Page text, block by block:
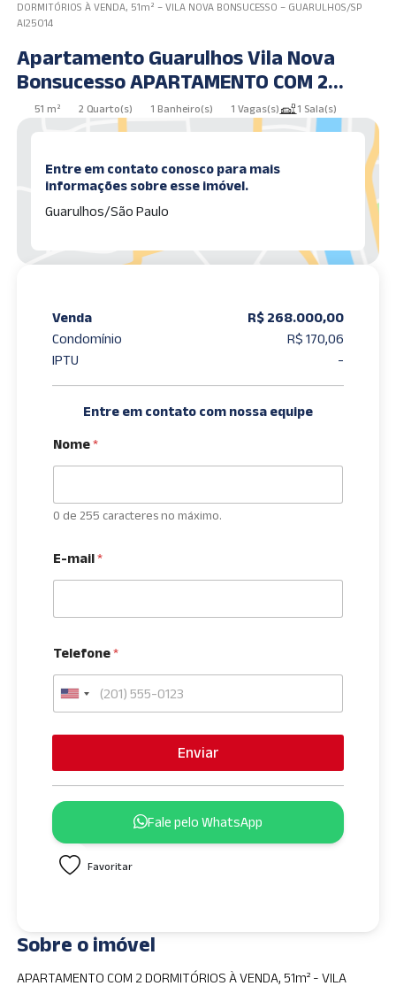
DORMITÓRIOS À VENDA, 51m² – VILA NOVA BONSUCESSO – GUARULHOS/SP
AI25014
Apartamento Guarulhos Vila Nova
Bonsucesso APARTAMENTO COM 2
DORMITÓRIOS À VENDA, 51m² – VILA
NOVA BONSUCESSO – GUARULHOS/SP
51 m² 2 Quarto(s) 1 Banheiro(s) 1 Vagas(s) 1 Sala(s)
Entre em contato conosco para mais
informações sobre esse imóvel.
Guarulhos/São Paulo
Venda
R$ 268.000,00
Condomínio
R$ 170,06
IPTU
-
Entre em contato com nossa equipe
Nome*
0 de 255 caracteres no máximo.
E-mail*
Telefone*
U
e
d
t
a
+
1
Enviar
Fale pelo WhatsApp
Favoritar
Sobre o imóvel
APARTAMENTO COM 2 DORMITÓRIOS À VENDA, 51m² - VILA